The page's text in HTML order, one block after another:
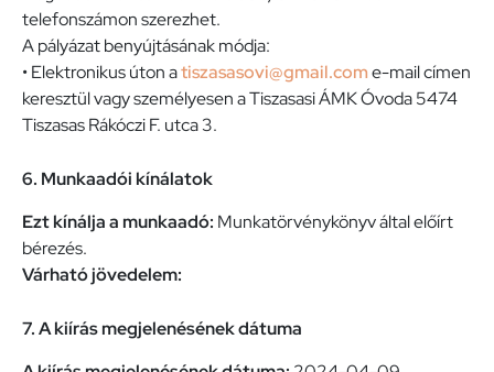
telefonszámon szerezhet.
A pályázat benyújtásának módja:
• Elektronikus úton atiszasasovi@gmail.come-mail címen
keresztül vagy személyesen a Tiszasasi ÁMK Óvoda 5474
Tiszasas Rákóczi F. utca 3.
6. Munkaadói kínálatok
Ezt kínálja a munkaadó: Munkatörvénykönyv által előírt
bérezés.
Várható jövedelem:
7. A kiírás megjelenésének dátuma